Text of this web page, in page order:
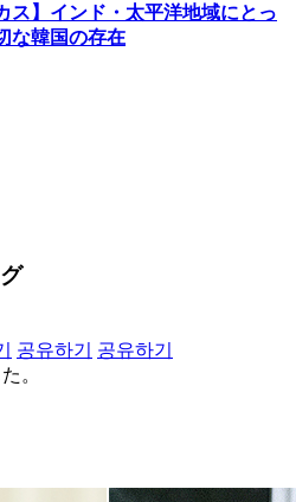
ス】インド・太平洋地域にとっ
な韓国の存在
공유하기
공유하기
。